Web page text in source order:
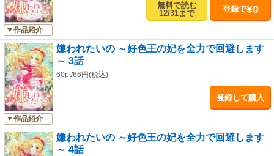
作品紹介
無料で読む
12/31まで
登録で¥0
作品紹介
嫌われたいの ～好色王の妃を全力で回避します
～ 3話
60pt/66円(税込)
登録して購入
嫌われたいの ～好色王の妃を全力で回避します
～ 4話